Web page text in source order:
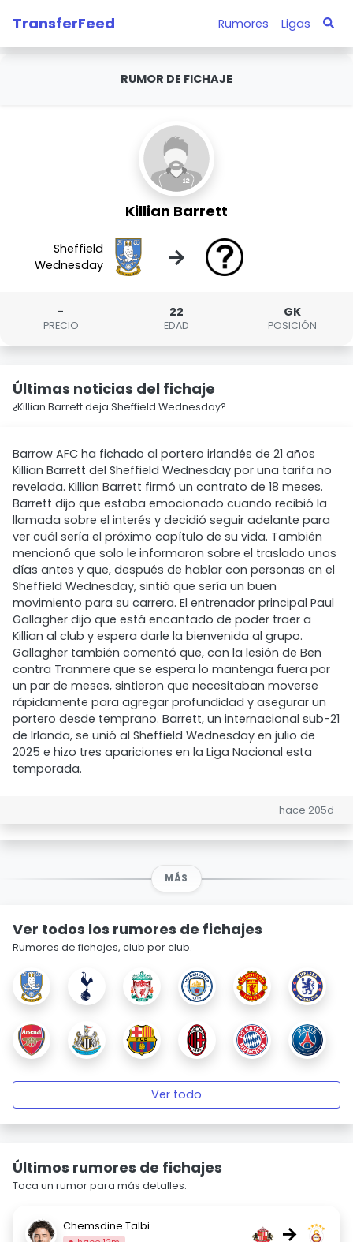
TransferFeed Rumores Ligas
RUMOR DE FICHAJE
Killian Barrett
Sheffield
Wednesday
→
-
PRECIO
22
EDAD
GK
POSICIÓN
Últimas noticias del fichaje
¿Killian Barrett deja Sheffield Wednesday?
Barrow AFC ha fichado al portero irlandés de 21 años
Killian Barrett del Sheffield Wednesday por una tarifa no
revelada. Killian Barrett firmó un contrato de 18 meses.
Barrett dijo que estaba emocionado cuando recibió la
llamada sobre el interés y decidió seguir adelante para
ver cuál sería el próximo capítulo de su vida. También
mencionó que solo le informaron sobre el traslado unos
días antes y que, después de hablar con personas en el
Sheffield Wednesday, sintió que sería un buen
movimiento para su carrera. El entrenador principal Paul
Gallagher dijo que está encantado de poder traer a
Killian al club y espera darle la bienvenida al grupo.
Gallagher también comentó que, con la lesión de Ben
contra Tranmere que se espera lo mantenga fuera por
un par de meses, sintieron que necesitaban moverse
rápidamente para agregar profundidad y asegurar un
portero desde temprano. Barrett, un internacional sub-21
de Irlanda, se unió al Sheffield Wednesday en julio de
2025 e hizo tres apariciones en la Liga Nacional esta
temporada.
hace 205d
MÁS
Ver todos los rumores de fichajes
Rumores de fichajes, club por club.
Ver todo
Últimos rumores de fichajes
Toca un rumor para más detalles.
Chemsdine Talbi →